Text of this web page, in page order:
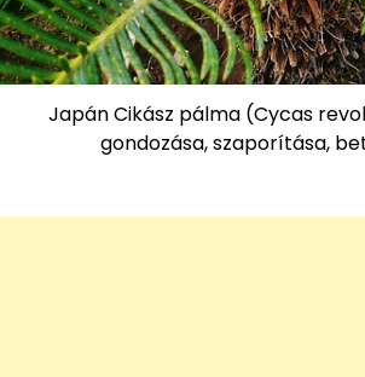
Japán Cikász pálma (Cycas
gondozása, szaporítása,